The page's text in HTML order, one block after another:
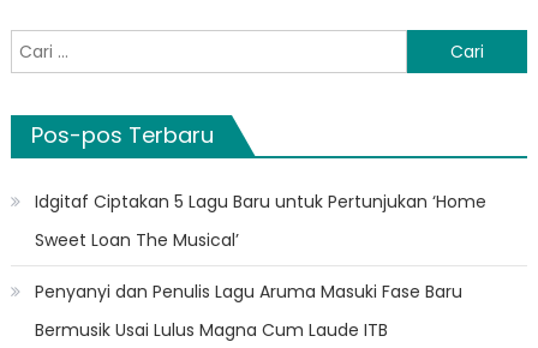
Cari
untuk:
Pos-pos Terbaru
Idgitaf Ciptakan 5 Lagu Baru untuk Pertunjukan ‘Home
Sweet Loan The Musical’
Penyanyi dan Penulis Lagu Aruma Masuki Fase Baru
Bermusik Usai Lulus Magna Cum Laude ITB